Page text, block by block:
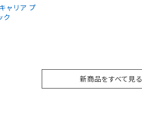
ャリア プ
ク
新商品をすべて見る